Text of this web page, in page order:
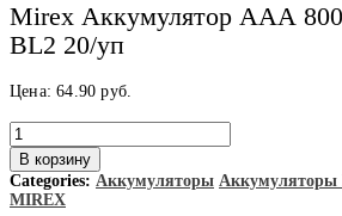
Mirex Аккумулятор ААА
BL2 20/уп
Цена:64.90 руб.
Количество
товара
Mirex
Аккумулятор
ААА
В корзину
Categories: Аккумуляторы Аккумуляторы
MIREX